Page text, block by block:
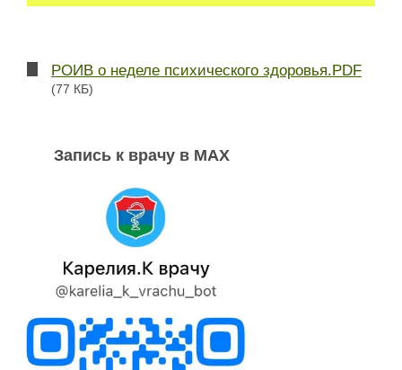
РОИВ о неделе психического здоровья.PDF
(77 КБ)
Запись к врачу в MAX